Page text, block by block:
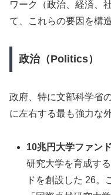
ワーク（政治、経済、
て、これらの要因を構
政治（Politics）
政府、特に文部科学省
に左右する最も強力な
10兆円大学ファン
研究大学を育成す
ドを創設した 26。